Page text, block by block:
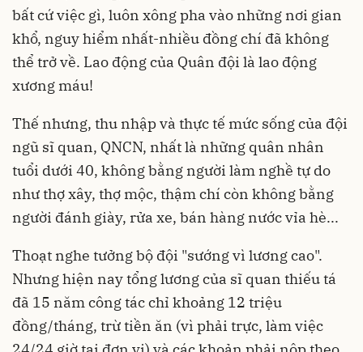
bất cứ việc gì, luôn xông pha vào những nơi gian
khổ, nguy hiểm nhất-nhiều đồng chí đã không
thể trở về. Lao động của Quân đội là lao động
xương máu!
Thế nhưng, thu nhập và thực tế mức sống của đội
ngũ sĩ quan, QNCN, nhất là những quân nhân
tuổi dưới 40, không bằng người làm nghề tự do
như thợ xây, thợ mộc, thậm chí còn không bằng
người đánh giày, rửa xe, bán hàng nước vỉa hè...
Thoạt nghe tưởng bộ đội "sướng vì lương cao".
Nhưng hiện nay tổng lương của sĩ quan thiếu tá
đã 15 năm công tác chỉ khoảng 12 triệu
đồng/tháng, trừ tiền ăn (vì phải trực, làm việc